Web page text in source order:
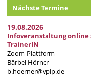
Nächste Termine
19.08.2026
Infoveranstaltung online
TrainerIN
Zoom-Plattform
Bärbel Hörner
b.hoerner@vpip.de